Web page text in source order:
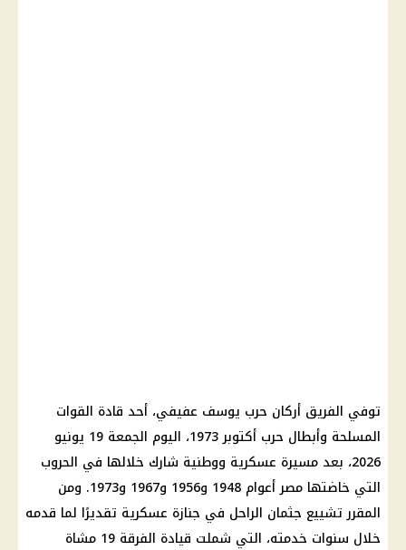
توفي الفريق أركان حرب يوسف عفيفي، أحد قادة القوات
المسلحة وأبطال حرب أكتوبر 1973، اليوم الجمعة 19 يونيو
2026، بعد مسيرة عسكرية ووطنية شارك خلالها في الحروب
التي خاضتها مصر أعوام 1948 و1956 و1967 و1973. ومن
المقرر تشييع جثمان الراحل في جنازة عسكرية تقديرًا لما قدمه
خلال سنوات خدمته، التي شملت قيادة الفرقة 19 مشاة